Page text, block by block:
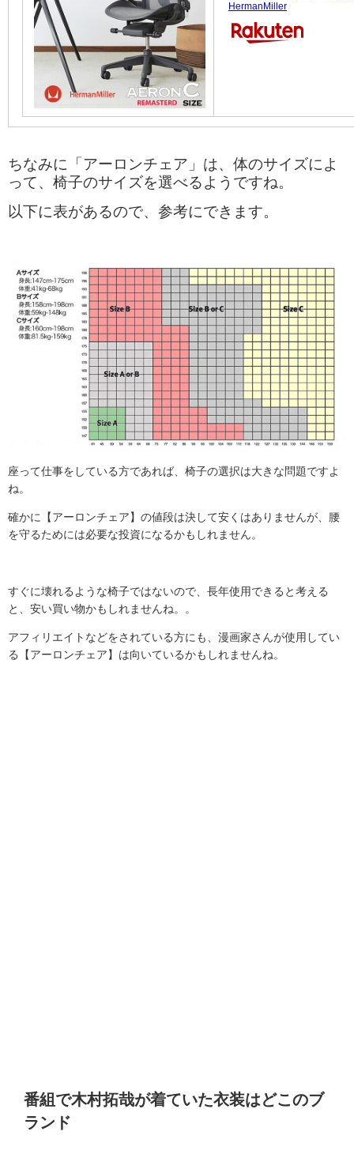
HermanMiller
ちなみに「アーロンチェア」は、体のサイズによ
って、椅子のサイズを選べるようですね。
以下に表があるので、参考にできます。
座って仕事をしている方であれば、椅子の選択は大きな問題ですよ
ね。
確かに【アーロンチェア】の値段は決して安くはありませんが、腰
を守るためには必要な投資になるかもしれません。
すぐに壊れるような椅子ではないので、長年使用できると考える
と、安い買い物かもしれませんね。。
アフィリエイトなどをされている方にも、漫画家さんが使用してい
る【アーロンチェア】は向いているかもしれませんね。
番組で木村拓哉が着ていた衣装はどこのブ
ランド